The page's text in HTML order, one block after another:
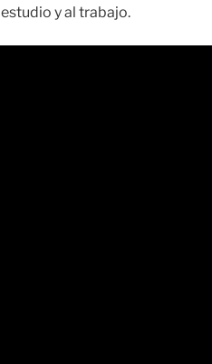
y al trabajo.